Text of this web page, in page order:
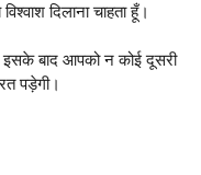
दिलाना चाहता हूँ।
बाद आपको न कोई दूसरी
पड़ेगी।